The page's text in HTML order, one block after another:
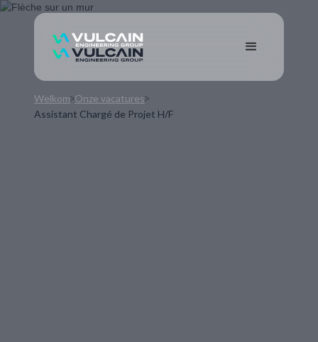
Welkom Onze vacatures
Assistant Chargé de Projet H/F